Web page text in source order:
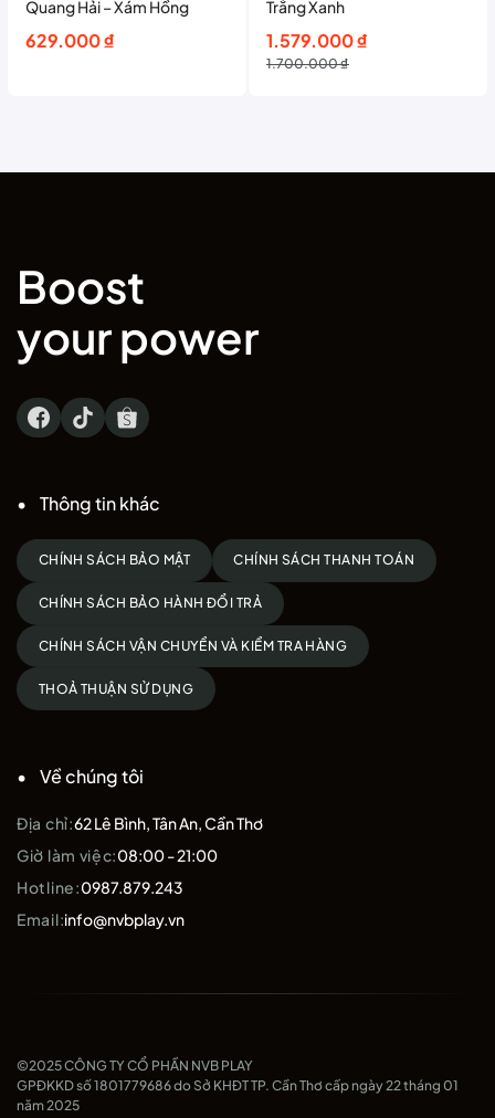
Quang Hải – Xám Hồng
629.000₫
Trắng Xanh
1.700.000₫
Giá
gốc
1.579.000₫
Giá
hiện
Boost
your power
Thông tin khác
CHÍNH SÁCH BẢO MẬT CHÍNH SÁCH THANH TOÁN
CHÍNH SÁCH BẢO HÀNH ĐỔI TRẢ
CHÍNH SÁCH VẬN CHUYỂN VÀ KIỂM TRA HÀNG
THOẢ THUẬN SỬ DỤNG
Về chúng tôi
Địa chỉ:62 Lê Bình, Tân An, Cần Thơ
Giờ làm việc:08:00 - 21:00
Hotline:0987.879.243
Email:info@nvbplay.vn
©2025 CÔNG TY CỔ PHẦN NVB PLAY
GPĐKKD số 1801779686 do Sở KHĐT TP. Cần Thơ cấp ngày 22 tháng 01
năm 2025